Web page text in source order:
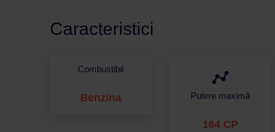
Caracteristici
Combustibil
Benzina Putere maximă
164 CP